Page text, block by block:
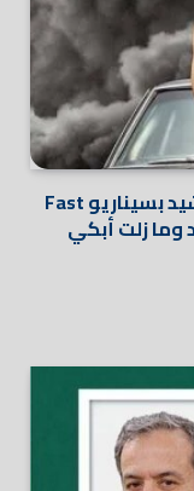
فين ديزل.. نجم الأكشن الأمريكي يشيد بسيناريو Fast